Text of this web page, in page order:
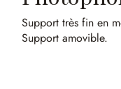
Support très fin en
Support amovible.